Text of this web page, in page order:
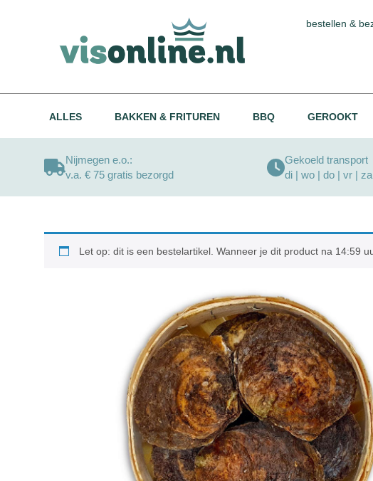
bestellen &
ALLES BAKKEN & FRITUREN BBQ GEROOKT
Nijmegen e.o.:
v.a. € 75 gratis bezorgd
Gekoeld transport
di | wo | do | vr | za
Let op: dit is een bestelartikel. Wanneer je dit product na 14:59